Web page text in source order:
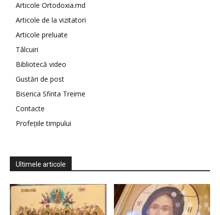
Articole Ortodoxia.md
Articole de la vizitatori
Articole preluate
Tâlcuiri
Bibliotecă video
Gustări de post
Biserica Sfinta Treime
Contacte
Profețiile timpului
Ultimele articole